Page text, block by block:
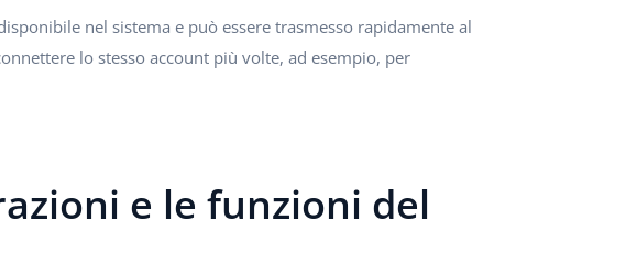
nel sistema e può essere trasmesso rapidamente al
lo stesso account più volte, ad esempio, per
e le funzioni del